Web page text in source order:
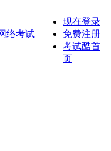
现在登录
免费注册
考试酷首
页